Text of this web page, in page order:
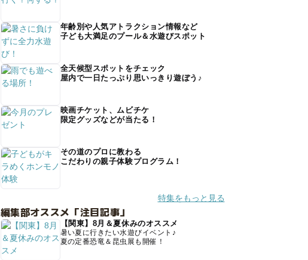
年齢別や人気アトラクション情報など
子ども大満足のプール＆水遊びスポット
全天候型スポットをチェック
屋内で一日たっぷり思いっきり遊ぼう♪
映画チケット、ムビチケ
限定グッズなどが当たる！
その道のプロに教わる
こだわりの親子体験プログラム！
特集をもっと見る
編集部オススメ「注目記事」
【関東】8月＆夏休みのオススメ
暑い夏に行きたい水遊びイベント♪
夏の定番恐竜＆昆虫展も開催！